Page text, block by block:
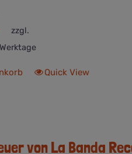
zzgl.
Quick View
von La Banda